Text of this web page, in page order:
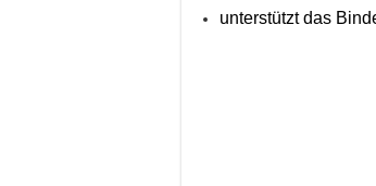
unterstützt das